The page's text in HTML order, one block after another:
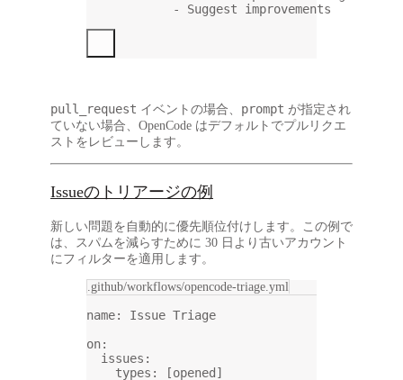
- Suggest improvements
pull_request イベントの場合、 prompt が指定され
ていない場合、OpenCode はデフォルトでプルリクエ
ストをレビューします。
Issueのトリアージの例
新しい問題を自動的に優先順位付けします。この例で
は、スパムを減らすために 30 日より古いアカウント
にフィルターを適用します。
.github/workflows/opencode-triage.yml
name: Issue Triage
on:
issues :
types : [opened ]